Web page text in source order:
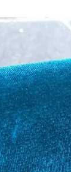
godt
1 stort rum,
rum, med
med sig.
er en lille
med.